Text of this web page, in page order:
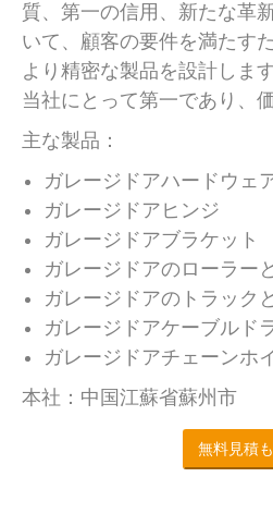
質、第一の信用、新たな革
いて、顧客の要件を満たす
より精密な製品を設計しま
当社にとって第一であり、
主な製品：
ガレージドアハードウェ
ガレージドアヒンジ
ガレージドアブラケット
ガレージドアのローラー
ガレージドアのトラック
ガレージドアケーブルド
ガレージドアチェーンホ
本社：中国江蘇省蘇州市
無料見積